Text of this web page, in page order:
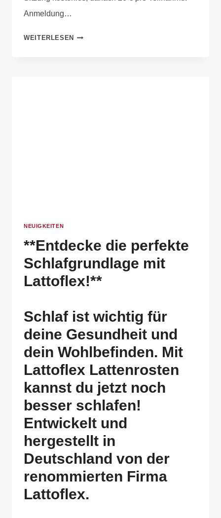
Anmeldung…
WEITERLESEN
NEUIGKEITEN
**Entdecke die perfekte
Schlafgrundlage mit
Lattoflex!**
Schlaf ist wichtig für
deine Gesundheit und
dein Wohlbefinden. Mit
Lattoflex Lattenrosten
kannst du jetzt noch
besser schlafen!
Entwickelt und
hergestellt in
Deutschland von der
renommierten Firma
Lattoflex.